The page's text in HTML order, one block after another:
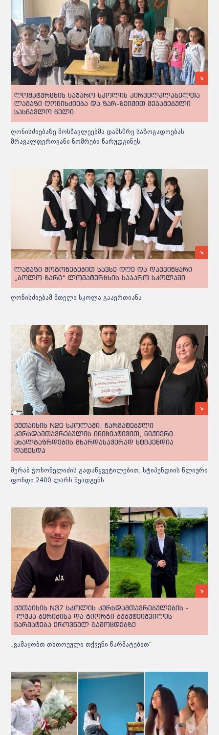
ლომატურცხის საჯარო სკოლის პირველკლასელთა
ლამაზი ღონისძიება და ზარ-ზეიმით შეჯამებული
სასწავლო წელი
ღონისძიებაზე მოსწავლეებმა დამსწრე საზოგადოებას
მრავალფეროვანი ნომრები წარუდგინეს
ლამაზი მოგონებებით სავსე დღე და დაუვიწყარი
„ბოლო ზარი“ ლომატურცხის საჯარო სკოლაში
ღონისძიებამ მთელი სკოლა გააერთიანა
ქუთაისის N20 სკოლაში, წარმატებული
კურსდამთავრებულის ინიციატივით, ნიჭიერი
ახალგაზრდების მხარდასაჭერად სტიპენდია
დაწესდა
მერაბ ჭოხონელიძის გადაწყვეტილებით, სტიპენდიის წლიური
ფონდი 2400 ლარს შეადგენს
ქუთაისის N37 სკოლის კურსდამთავრებულების -
ლუკა ბერიძისა და გიორგი ბუბუტეიშვილის
წარმატება ეროვნულ გამოცდებზე
„ვამაყობთ თითოეული თქვენი წარმატებით“